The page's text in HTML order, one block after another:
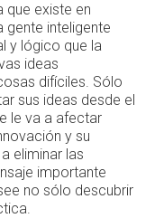
que existe en
gente inteligente
y lógico que la
ideas
difíciles. Sólo
sus ideas desde el
le va a afectar
y su
eliminar las
importante
no sólo descubrir